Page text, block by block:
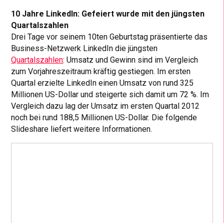
10 Jahre LinkedIn: Gefeiert wurde mit den jüngsten
Quartalszahlen
Drei Tage vor seinem 10ten Geburtstag präsentierte das
Business-Netzwerk LinkedIn die jüngsten
Quartalszahlen: Umsatz und Gewinn sind im Vergleich
zum Vorjahreszeitraum kräftig gestiegen. Im ersten
Quartal erzielte LinkedIn einen Umsatz von rund 325
Millionen US-Dollar und steigerte sich damit um 72 %. Im
Vergleich dazu lag der Umsatz im ersten Quartal 2012
noch bei rund 188,5 Millionen US-Dollar. Die folgende
Slideshare liefert weitere Informationen.